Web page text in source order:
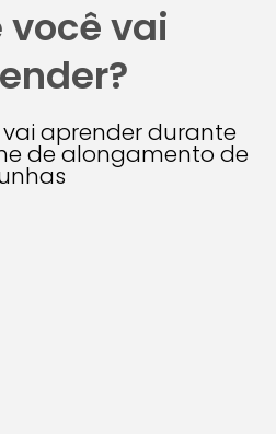
você vai
aprender durante
de alongamento de